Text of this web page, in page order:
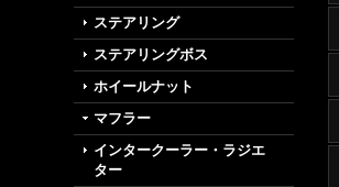
ステアリング
ステアリングボス
ホイールナット
マフラー
インタークーラー・ラジエ
ター